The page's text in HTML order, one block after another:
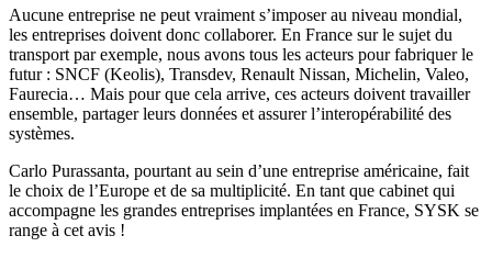
Aucune entreprise ne peut vraiment s’imposer au niveau mondial,
les entreprises doivent donc collaborer. En France sur le sujet du
transport par exemple, nous avons tous les acteurs pour fabriquer le
futur : SNCF (Keolis), Transdev, Renault Nissan, Michelin, Valeo,
Faurecia… Mais pour que cela arrive, ces acteurs doivent travailler
ensemble, partager leurs données et assurer l’interopérabilité des
systèmes.
Carlo Purassanta, pourtant au sein d’une entreprise américaine, fait
le choix de l’Europe et de sa multiplicité. En tant que cabinet qui
accompagne les grandes entreprises implantées en France, SYSK se
range à cet avis !